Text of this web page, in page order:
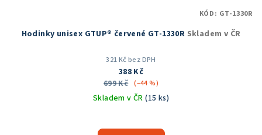
Hodinky unisex GTUP® červené GT-1330R Skladem v ČR
321 Kč bez DPH
388 Kč
699 Kč (–44 %)
Skladem v ČR(15 ks)
KÓD: GT-1330R